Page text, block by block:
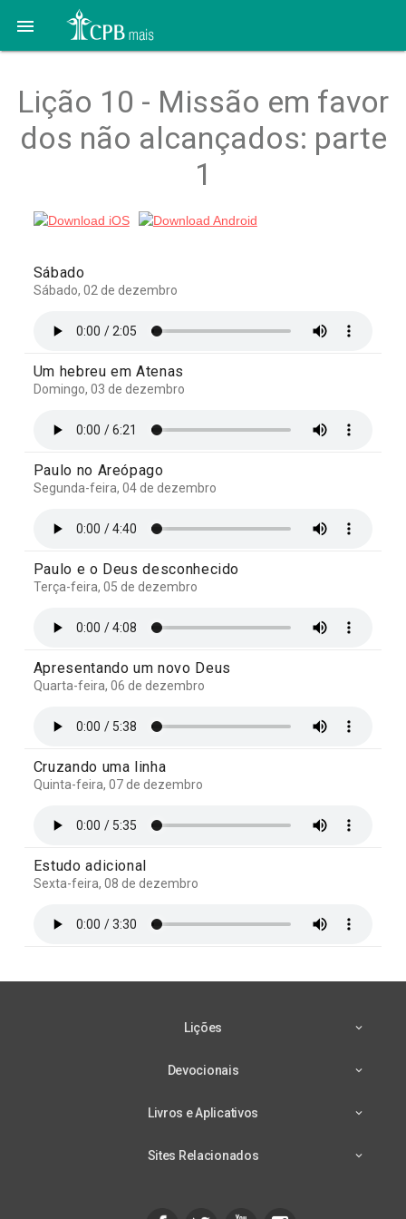

Lição 10 - Missão em favor
dos não alcançados: parte
1
Sábado
Sábado, 02 de dezembro
Um hebreu em Atenas
Domingo, 03 de dezembro
Paulo no Areópago
Segunda-feira, 04 de dezembro
Paulo e o Deus desconhecido
Terça-feira, 05 de dezembro
Apresentando um novo Deus
Quarta-feira, 06 de dezembro
Cruzando uma linha
Quinta-feira, 07 de dezembro
Estudo adicional
Sexta-feira, 08 de dezembro
Lições
Devocionais
Livros e Aplicativos
Sites Relacionados